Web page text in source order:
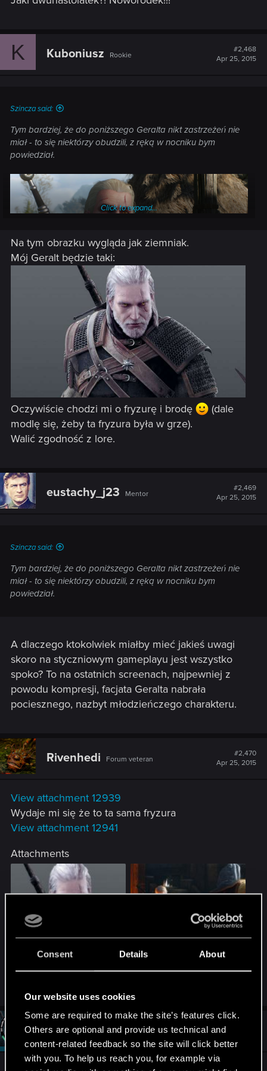
Consent Details About
Our website uses cookies
Some are required to make the site’s features click.
Others are optional and provide us technical and
content-related feedback so the site will click better
with you. To help us reach you, for example via
K Kuboniusz Rookie
#2,468
Apr 25, 2015
Szincza said:
Tym bardziej, że do poniższego Geralta nikt zastrzeżeń nie
miał - to się niektórzy obudzili, z ręką w nocniku bym
powiedział.
Click to expand...
Na tym obrazku wygląda jak ziemniak.
Mój Geralt będzie taki:
Oczywiście chodzi mi o fryzurę i brodę
(dale
modlę się, żeby ta fryzura była w grze).
Walić zgodność z lore.
eustachy_j23 Mentor
#2,469
Apr 25, 2015
Szincza said:
Tym bardziej, że do poniższego Geralta nikt zastrzeżeń nie
miał - to się niektórzy obudzili, z ręką w nocniku bym
powiedział.
A dlaczego ktokolwiek miałby mieć jakieś uwagi
skoro na styczniowym gameplayu jest wszystko
spoko? To na ostatnich screenach, najpewniej z
powodu kompresji, facjata Geralta nabrała
pociesznego, nazbyt młodzieńczego charakteru.
Rivenhedi Forum veteran
#2,470
Apr 25, 2015
View attachment 12939
Wydaje mi się że to ta sama fryzura
View attachment 12941
Attachments
witcher-3.jpg
33.5 KB · Views: 219
UQ0LU8d.jpg
286.7 KB · Views: 81
PATROL Moderator
Apr 25, 2015